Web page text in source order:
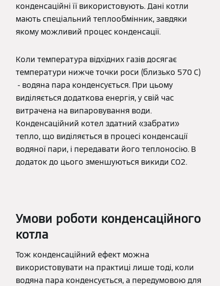
конденсаційні її використовують. Дані котли
мають спеціальний теплообмінник, завдяки
якому можливий процес конденсації.
Коли температура відхідних газів досягає
температури нижче точки роси (близько 570 С)
- водяна пара конденсується. При цьому
виділяється додаткова енергія, у свій час
витрачена на випаровування води.
Конденсаційний котел здатний «забрати»
тепло, що виділяється в процесі конденсації
водяної пари, і передавати його теплоносію. В
додаток до цього зменшуються викиди СО2.
Умови роботи конденсаційного
котла
Тож конденсаційний ефект можна
використовувати на практиці лише тоді, коли
водяна пара конденсується, а передумовою для